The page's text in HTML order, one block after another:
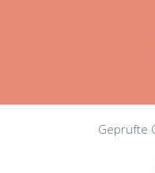
Geprüfte